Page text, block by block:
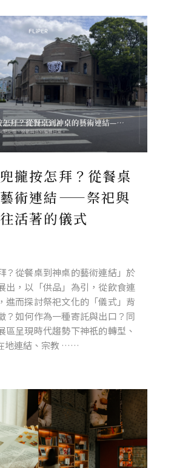
攏按怎拜？從餐桌
術連結——祭祀與
活著的儀式
？從餐桌到神桌的藝術連結」於
出，以「供品」為引，從飲食連
進而探討祭祀文化的「儀式」背
？如何作為一種寄託與出口？同
區呈現時代趨勢下神祇的轉型、
地連結、宗教 ……